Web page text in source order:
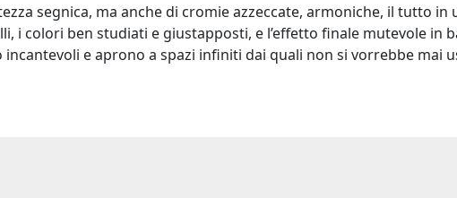
segnica, ma anche di cromie azzeccate, armoniche, il tutto in
i colori ben studiati e giustapposti, e l’effetto finale mutevole in
e aprono a spazi infiniti dai quali non si vorrebbe mai